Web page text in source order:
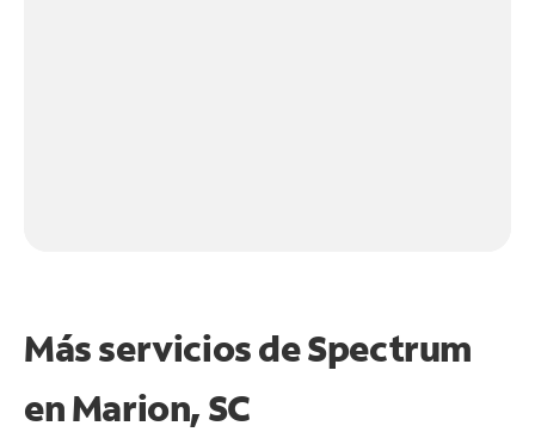
Más servicios de Spectrum
enMarion, SC